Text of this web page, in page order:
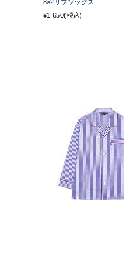
8×2リブソックス
¥1,650(税込)